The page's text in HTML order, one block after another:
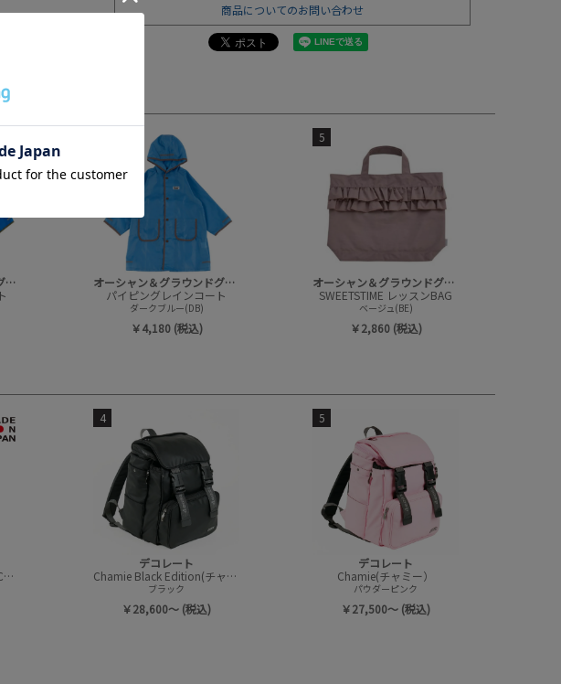
商品についてのお問い合わせ
オーシャン＆グラウンドグッズ
オーシャン＆グラウンドグッズ
パイピングレインコート
ダークブルー(DB)
￥4,180 (税込)
5
オーシャン＆グラウンドグッズ
SWEETSTIME レッスンBAG
ベージュ(BE)
￥2,860 (税込)
【PHANTASMAGORIA】ECO バッグ
4
デコレート
Chamie Black Edition(チャミー/ブラックエディション)
ブラック
￥28,600～ (税込)
5
デコレート
Chamie(チャミー）
パウダーピンク
￥27,500～ (税込)